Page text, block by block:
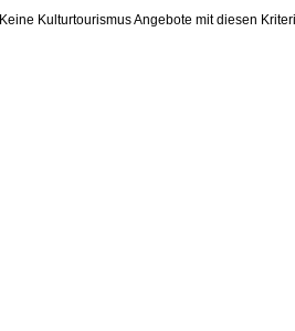
Keine Kulturtourismus Angebote mit diesen